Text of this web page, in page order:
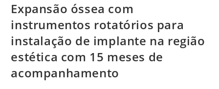
Expansão óssea com
instrumentos rotatórios para
instalação de implante na região
estética com 15 meses de
acompanhamento